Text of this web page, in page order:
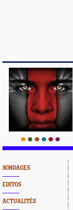
SONDAGES
EDITOS
ACTUALITÉS